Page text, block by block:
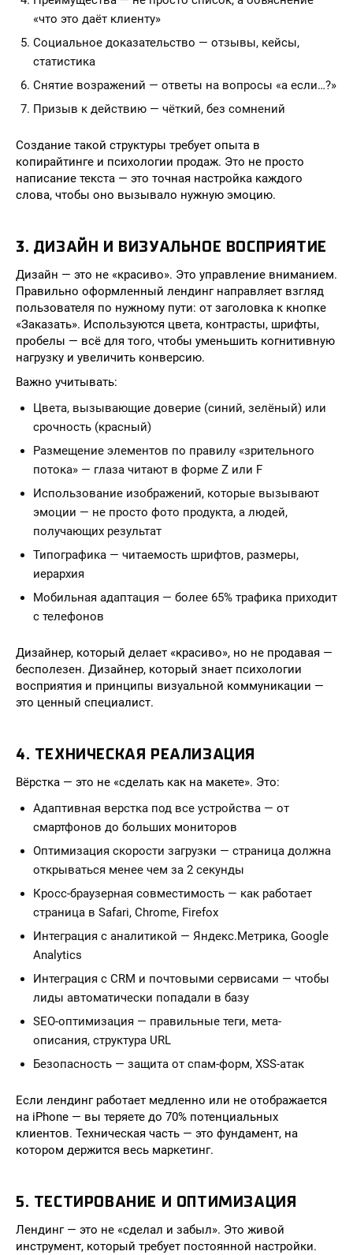
«что это даёт клиенту»
Социальное доказательство — отзывы, кейсы,
статистика
Снятие возражений — ответы на вопросы «а если…?»
Призыв к действию — чёткий, без сомнений
Создание такой структуры требует опыта в
копирайтинге и психологии продаж. Это не просто
написание текста — это точная настройка каждого
слова, чтобы оно вызывало нужную эмоцию.
3. ДИЗАЙН И ВИЗУАЛЬНОЕ ВОСПРИЯТИЕ
Дизайн — это не «красиво». Это управление вниманием.
Правильно оформленный лендинг направляет взгляд
пользователя по нужному пути: от заголовка к кнопке
«Заказать». Используются цвета, контрасты, шрифты,
пробелы — всё для того, чтобы уменьшить когнитивную
нагрузку и увеличить конверсию.
Важно учитывать:
Цвета, вызывающие доверие (синий, зелёный) или
срочность (красный)
Размещение элементов по правилу «зрительного
потока» — глаза читают в форме Z или F
Использование изображений, которые вызывают
эмоции — не просто фото продукта, а людей,
получающих результат
Типографика — читаемость шрифтов, размеры,
иерархия
Мобильная адаптация — более 65% трафика приходит
с телефонов
Дизайнер, который делает «красиво», но не продавая —
бесполезен. Дизайнер, который знает психологии
восприятия и принципы визуальной коммуникации —
это ценный специалист.
4. ТЕХНИЧЕСКАЯ РЕАЛИЗАЦИЯ
Вёрстка — это не «сделать как на макете». Это:
Адаптивная верстка под все устройства — от
смартфонов до больших мониторов
Оптимизация скорости загрузки — страница должна
открываться менее чем за 2 секунды
Кросс-браузерная совместимость — как работает
страница в Safari, Chrome, Firefox
Интеграция с аналитикой — Яндекс.Метрика, Google
Analytics
Интеграция с CRM и почтовыми сервисами — чтобы
лиды автоматически попадали в базу
SEO-оптимизация — правильные теги, мета-
описания, структура URL
Безопасность — защита от спам-форм, XSS-атак
Если лендинг работает медленно или не отображается
на iPhone — вы теряете до 70% потенциальных
клиентов. Техническая часть — это фундамент, на
котором держится весь маркетинг.
5. ТЕСТИРОВАНИЕ И ОПТИМИЗАЦИЯ
Лендинг — это не «сделал и забыл». Это живой
инструмент, который требует постоянной настройки.